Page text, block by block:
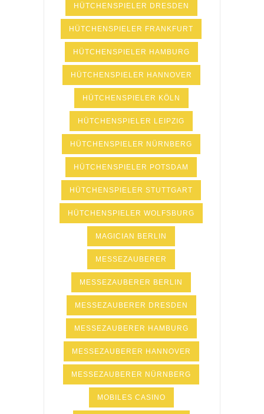
HÜTCHENSPIELER DRESDEN
HÜTCHENSPIELER FRANKFURT
HÜTCHENSPIELER HAMBURG
HÜTCHENSPIELER HANNOVER
HÜTCHENSPIELER KÖLN
HÜTCHENSPIELER LEIPZIG
HÜTCHENSPIELER NÜRNBERG
HÜTCHENSPIELER POTSDAM
HÜTCHENSPIELER STUTTGART
HÜTCHENSPIELER WOLFSBURG
MAGICIAN BERLIN
MESSEZAUBERER
MESSEZAUBERER BERLIN
MESSEZAUBERER DRESDEN
MESSEZAUBERER HAMBURG
MESSEZAUBERER HANNOVER
MESSEZAUBERER NÜRNBERG
MOBILES CASINO